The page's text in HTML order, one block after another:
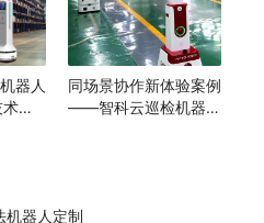
器人
助
同场景协作新体验案例
——智科云巡检机器人
机器人定制